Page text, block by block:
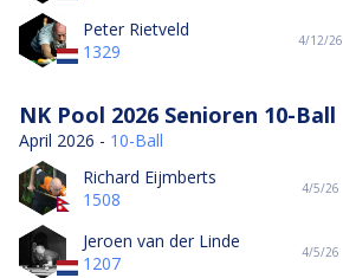
Peter Rietveld
1329
4/12/26
NK Pool 2026 Senioren 10-Ball
April 2026 - 10-Ball
Richard Eijmberts
1508
4/5/26
Jeroen van der Linde
1207
4/5/26